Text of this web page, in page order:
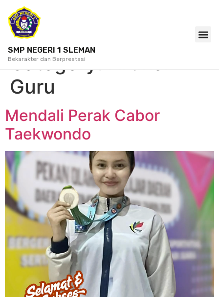
SMP NEGERI 1 SLEMAN
Bekarakter dan Berprestasi
Category: Artikel
Guru
Mendali Perak Cabor
Taekwondo